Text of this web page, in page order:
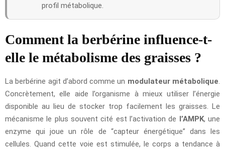
profil métabolique.
Comment la berbérine influence-t-
elle le métabolisme des graisses ?
La berbérine agit d’abord comme un modulateur métabolique
Concrètement, elle aide l’organisme à mieux utiliser l’énergie
disponible au lieu de stocker trop facilement les graisses. Le
mécanisme le plus souvent cité est l’activation de l’AMPK, une
enzyme qui joue un rôle de “capteur énergétique” dans les
cellules. Quand cette voie est stimulée, le corps a tendance à